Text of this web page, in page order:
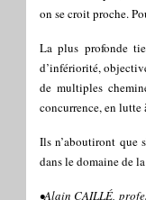
on se croit proche.
La plus profonde
d’infériorité,
de multiples
concurrence, en lutte
Ils n’aboutiront que
dans le domaine de
•Alain CAILLÉ,